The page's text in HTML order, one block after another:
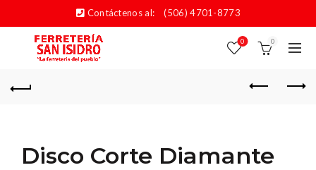
Contáctenos al: (506) 4701-8773
0 0
Disco Corte Diamante